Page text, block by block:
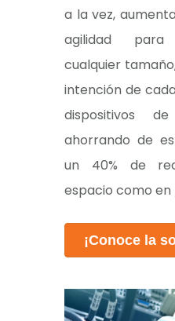
a la vez,
agilidad
cualquier
intención de
dispositivos
ahorrando de
un 40% de
espacio como en
¡Conoce la